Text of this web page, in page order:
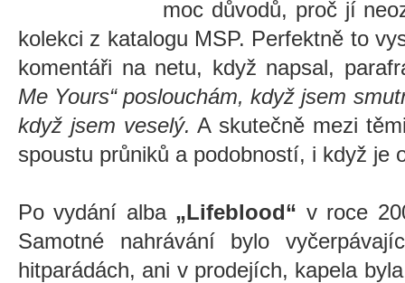
moc důvodů, proč jí
kolekci z katalogu MSP. Perfektně to
komentáři na netu, když napsal,
Me Yours“ poslouchám, když jsem
když jsem veselý. A skutečně mezi
spoustu průniků a podobností, i když je
Po vydání alba„Lifeblood“ v roce
Samotné nahrávání bylo
hitparádách, ani v prodejích, kapela